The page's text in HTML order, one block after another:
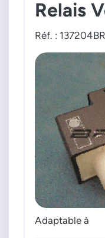
Relais
Réf. : 137204BR
Adaptable à